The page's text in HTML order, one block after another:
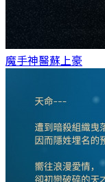
魔手神醫蘇上豪